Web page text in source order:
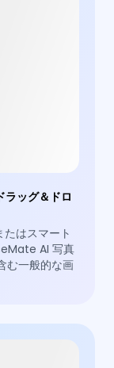
ラッグ＆ドロ
はスマート
AI 写真
む一般的な画